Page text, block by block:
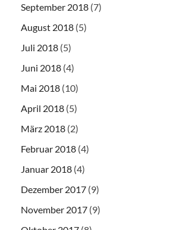
September 2018 (7)
August 2018 (5)
Juli 2018 (5)
Juni 2018 (4)
Mai 2018 (10)
April 2018 (5)
März 2018 (2)
Februar 2018 (4)
Januar 2018 (4)
Dezember 2017 (9)
November 2017 (9)